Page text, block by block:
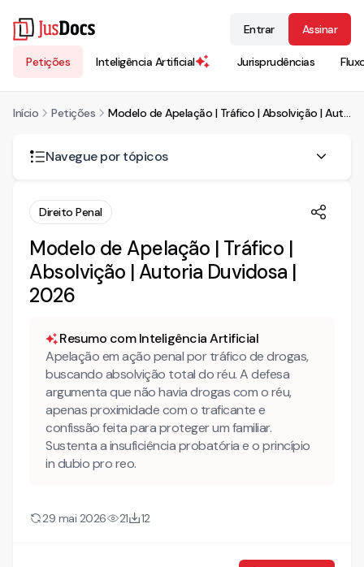
Petições Inteligência Artificial Jurisprudências
Entrar Assinar
Início Petições Modelo de Apelação | Tráfico | Absolvição | Autoria Duvidosa | 2026
Navegue por tópicos
A mera proximidade com o traficante no momento da
abordagem pode embasar condenação por tráfico?
A confissão na delegacia tem valor probatório se foi
prestada para proteger outra pessoa?
O usuário de drogas flagrado próximo de um traficante
O testemunho do próprio traficante absolvendo o réu
tem peso para a absolvição?
Quais são os requisitos formais desta apelação e qual o
prazo?
Como adaptar este modelo ao caso concreto antes de
protocolar?
dar todo o suporte necessário ao advogado!
Direito Penal
Modelo de Apelação | Tráfico |
Absolvição | Autoria Duvidosa |
2026
Resumo com Inteligência Artificial
Apelação em ação penal por tráfico de drogas,
buscando absolvição total do réu. A defesa
argumenta que não havia drogas com o réu,
apenas proximidade com o traficante e
confissão feita para proteger um familiar.
Sustenta a insuficiência probatória e o princípio
in dubio pro reo.
29 mai 2026 21 12